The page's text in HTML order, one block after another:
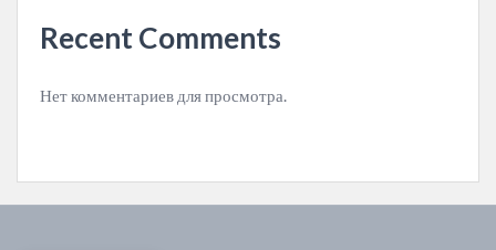
Recent Comments
Нет комментариев для просмотра.